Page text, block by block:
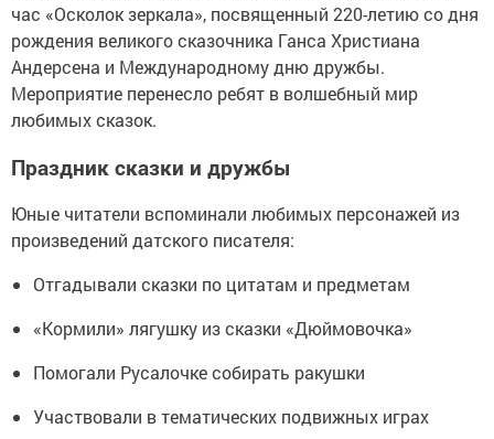
час «Осколок зеркала», посвященный 220-летию со дня
рождения великого сказочника Ганса Христиана
Андерсена и Международному дню дружбы.
Мероприятие перенесло ребят в волшебный мир
любимых сказок.
Праздник сказки и дружбы
Юные читатели вспоминали любимых персонажей из
произведений датского писателя:
Отгадывали сказки по цитатам и предметам
«Кормили» лягушку из сказки «Дюймовочка»
Помогали Русалочке собирать ракушки
Участвовали в тематических подвижных играх